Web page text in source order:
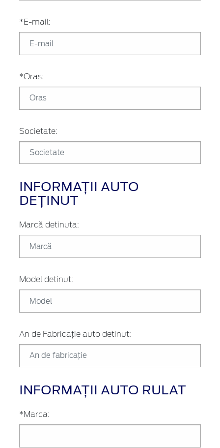
*E-mail:
*Oras:
Societate:
INFORMAȚII AUTO
DEȚINUT
Marcă detinuta:
Model detinut:
An de Fabricație auto detinut:
INFORMAȚII AUTO RULAT
*Marca: